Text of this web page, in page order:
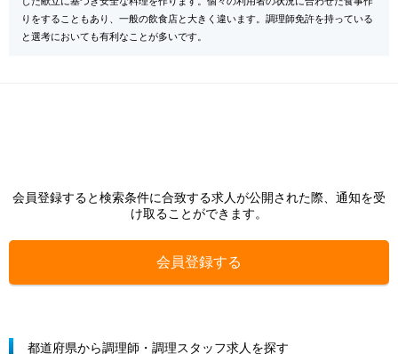
りをすることもあり、一般の飲食店と大きく違います。調理師免許を持っている
と選考においても有利なことが多いです。
会員登録すると検索条件に合致する求人が公開された際、通知を受
け取ることができます。
会員登録する
都道府県から調理師・調理スタッフ求人を探す